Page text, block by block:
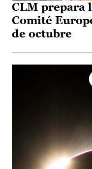
CLM prepara
Comité
de octubre